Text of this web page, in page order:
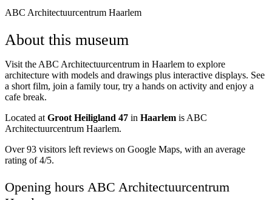
ABC Architectuurcentrum Haarlem
About this museum
Visit the ABC Architectuurcentrum in Haarlem to explore
architecture with models and drawings plus interactive displays. See
a short film, join a family tour, try a hands on activity and enjoy a
cafe break.
Located at Groot Heiligland 47 in Haarlem is ABC
Architectuurcentrum Haarlem.
Over 93 visitors left reviews on Google Maps, with an average
rating of 4/5.
Opening hours ABC Architectuurcentrum